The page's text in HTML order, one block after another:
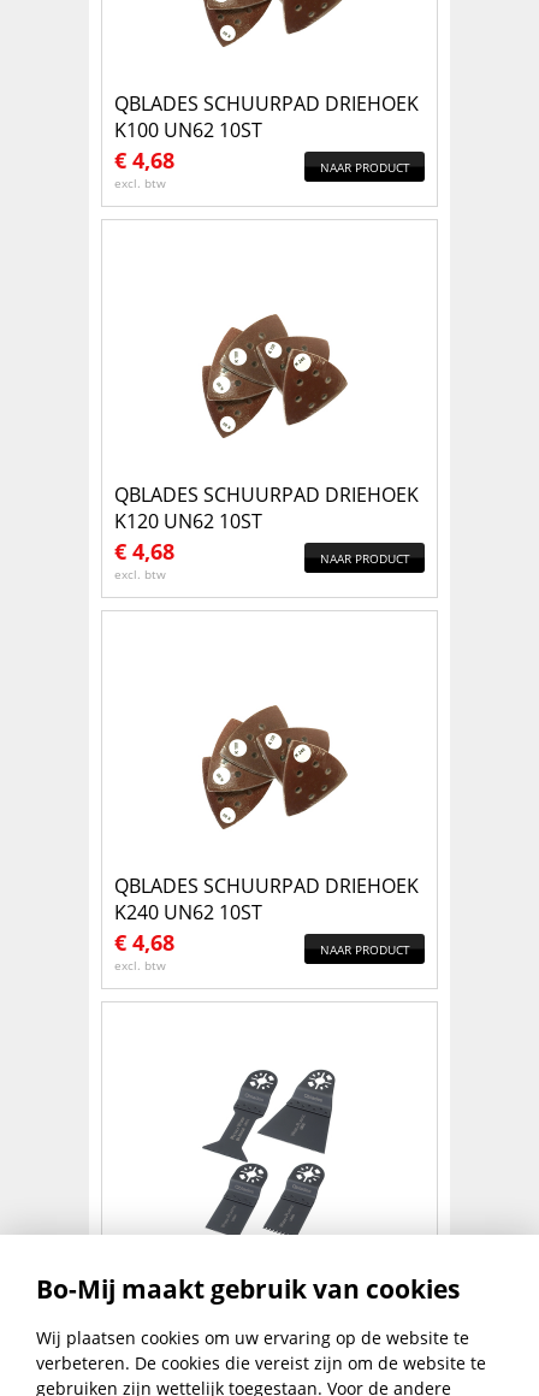
QBLADES SCHUURPAD DRIEHOEK
K100 UN62 10ST
€ 4,68
excl. btw
NAAR PRODUCT
QBLADES SCHUURPAD DRIEHOEK
K120 UN62 10ST
€ 4,68
excl. btw
NAAR PRODUCT
QBLADES SCHUURPAD DRIEHOEK
K240 UN62 10ST
€ 4,68
excl. btw
NAAR PRODUCT
QBLADES SET BI-METAAL UN92
€22,58
excl. btw
NAAR PRODUCT
Bo-Mij maakt gebruik van cookies
Wij plaatsen cookies om uw ervaring op de website te
verbeteren. De cookies die vereist zijn om de website te
gebruiken zijn wettelijk toegestaan. Voor de andere